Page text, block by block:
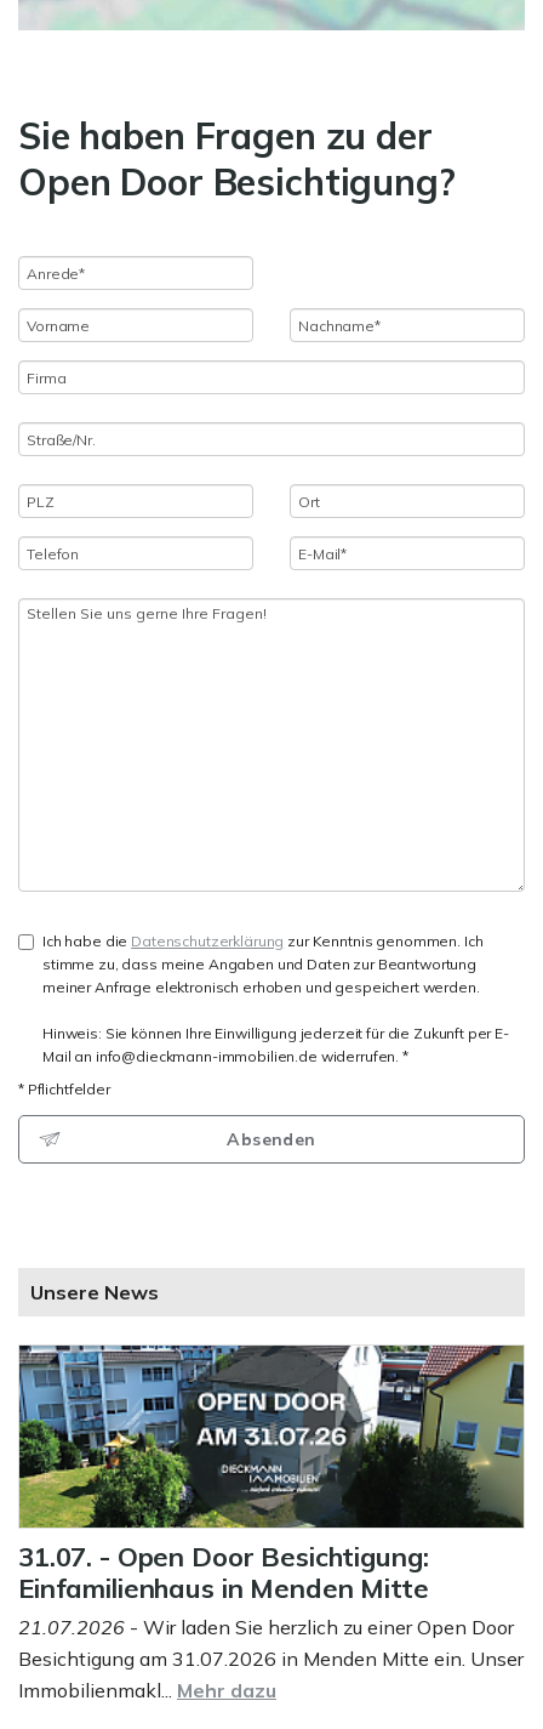
Sie haben Fragen zu der
Open Door Besichtigung?
Ich habe die Datenschutzerklärung zur Kenntnis genommen. Ich
stimme zu, dass meine Angaben und Daten zur Beantwortung
meiner Anfrage elektronisch erhoben und gespeichert werden.
Hinweis: Sie können Ihre Einwilligung jederzeit für die Zukunft per E-
Mail an info@dieckmann-immobilien.de widerrufen. *
* Pflichtfelder
Absenden
Unsere News
31.07. - Open Door Besichtigung:
Einfamilienhaus in Menden Mitte
21.07.2026 - Wir laden Sie herzlich zu einer Open Door
Besichtigung am 31.07.2026 in Menden Mitte ein. Unser
Immobilienmakl... Mehr dazu